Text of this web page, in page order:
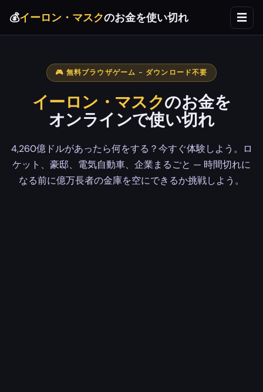
💰イーロン・マスクのお金を使い切れ ☰
🎮 無料ブラウザゲーム - ダウンロード不要
イーロン・マスクのお金を
オンラインで使い切れ
4,260億ドルがあったら何をする？今すぐ体験しよう。ロ
ケット、豪邸、電気自動車、企業まるごと — 時間切れに
なる前に億万長者の金庫を空にできるか挑戦しよう。